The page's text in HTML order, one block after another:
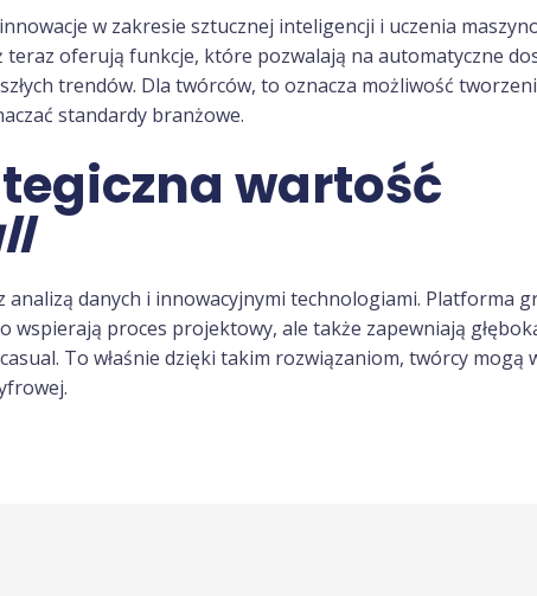
w zakresie sztucznej inteligencji i uczenia
teraz oferują funkcje, które pozwalają na automatyczne
trendów. Dla twórców, to oznacza możliwość
standardy branżowe.
wartość
danych i innowacyjnymi technologiami. Platforma
proces projektowy, ale także zapewniają
To właśnie dzięki takim rozwiązaniom, twórcy mogą